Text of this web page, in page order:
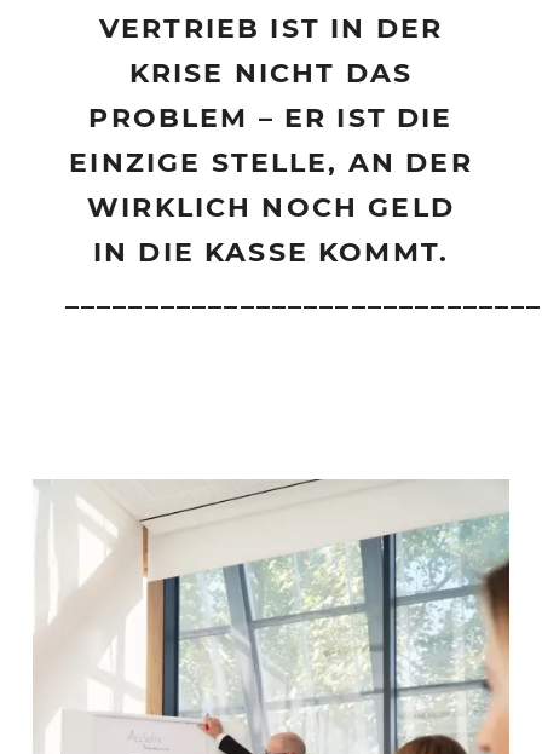
VERTRIEB IST IN DER
KRISE NICHT DAS
PROBLEM – ER IST DIE
EINZIGE STELLE, AN DER
WIRKLICH NOCH GELD
IN DIE KASSE KOMMT.